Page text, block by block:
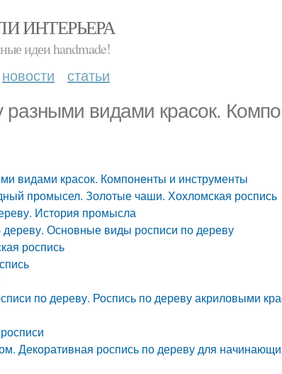
ИНТЕРЬЕРА
идеи handmade!
новости статьи
разными видами красок.
видами красок. Компоненты и инструменты
промысел. Золотые чаши. Хохломская роспись
История промысла
Основные виды росписи по дереву
роспись
по дереву. Роспись по дереву акриловыми
Декоративная роспись по дереву для